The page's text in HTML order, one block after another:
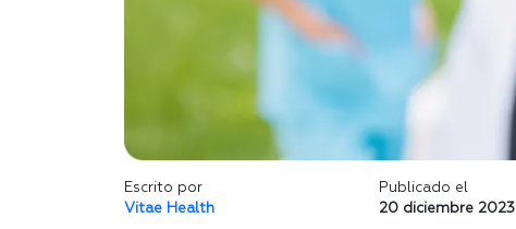
Escrito por
Vitae Health
Publicado el
20 diciembre 2023